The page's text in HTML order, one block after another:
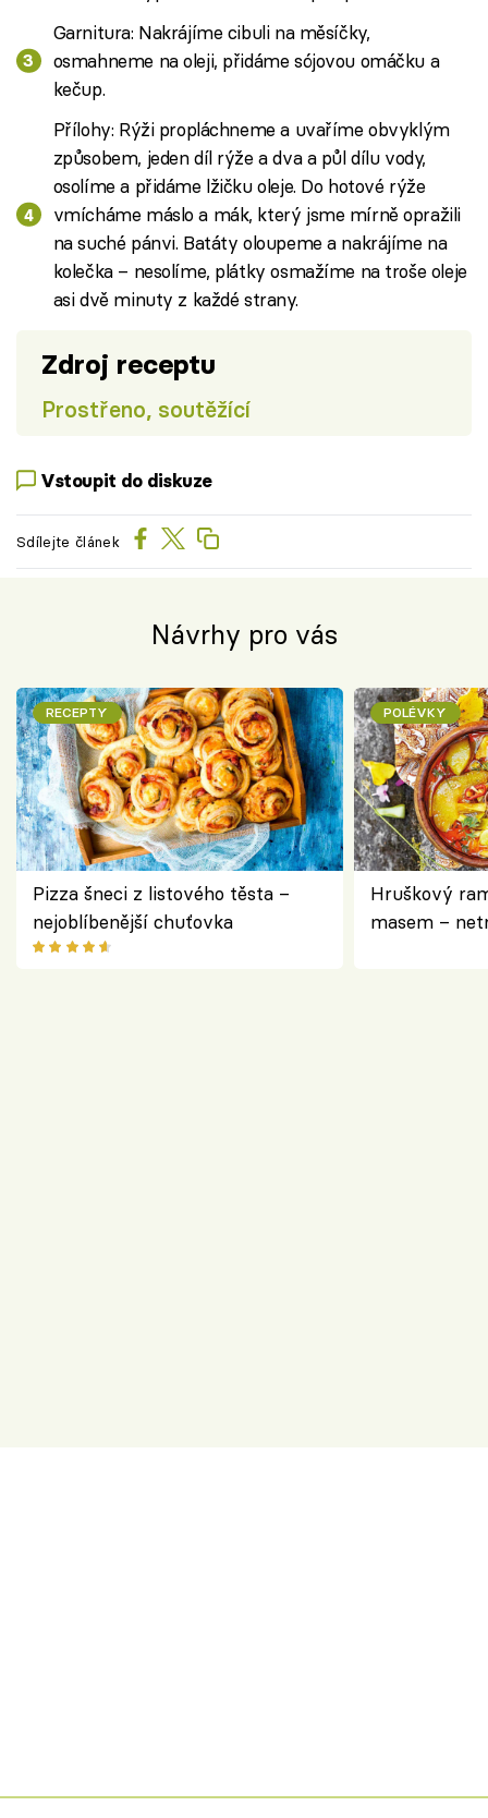
Garnitura: Nakrájíme cibuli na měsíčky,
osmahneme na oleji, přidáme sójovou omáčku a
kečup.
Přílohy: Rýži propláchneme a uvaříme obvyklým
způsobem, jeden díl rýže a dva a půl dílu vody,
osolíme a přidáme lžičku oleje. Do hotové rýže
vmícháme máslo a mák, který jsme mírně opražili
na suché pánvi. Batáty oloupeme a nakrájíme na
kolečka – nesolíme, plátky osmažíme na troše oleje
asi dvě minuty z každé strany.
Zdroj receptu
Prostřeno, soutěžící
Vstoupit do diskuze
Sdílejte článek
Návrhy pro vás
RECEPTY
Pizza šneci z listového těsta –
nejoblíbenější chuťovka
POLÉVKY
Hruškový
masem –